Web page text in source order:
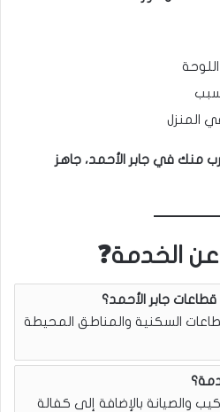
اللوحة
سبب
المنزل
منك في جابر الأحمد، جاهز
عن الخدمة❓
جابر الأحمد؟
السكنية والمناطق المحيطة
والصيانة بالإضافة إلى كفالة